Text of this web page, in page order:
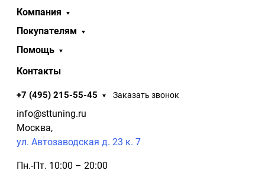
Компания
Покупателям
Помощь
Контакты
+7 (495) 215-55-45 Заказать звонок
info@sttuning.ru
Москва,
ул. Автозаводская д. 23 к. 7
Пн.-Пт. 10:00 – 20:00